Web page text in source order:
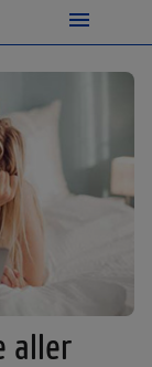
aller